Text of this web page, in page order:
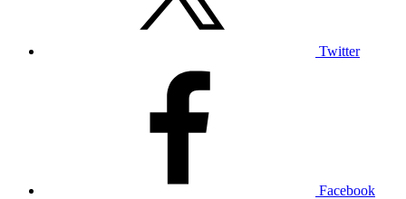
Twitter
Facebook